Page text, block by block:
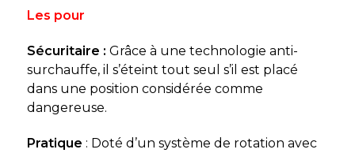
Les pour
Sécuritaire : Grâce à une technologie anti-
surchauffe, il s’éteint tout seul s’il est placé
dans une position considérée comme
dangereuse.
Pratique : Doté d’un système de rotation avec